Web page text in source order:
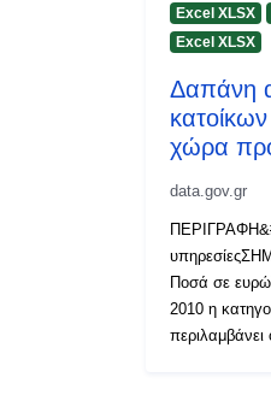
Excel XLSX
Excel XLSX
Δαπάνη
χώρα
data.gov.gr
Ποσά σε
2010 η